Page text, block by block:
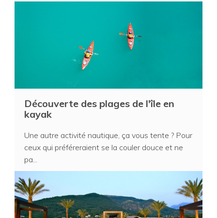
Découverte des plages de l'île en
kayak
Une autre activité nautique, ça vous tente ? Pour
ceux qui préféreraient se la couler douce et ne
pa...